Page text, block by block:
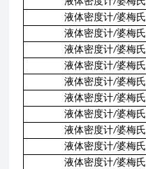
液体密度计/婆梅氏
液体密度计/婆梅氏
液体密度计/婆梅氏
液体密度计/婆梅氏
液体密度计/婆梅氏
液体密度计/婆梅氏
液体密度计/婆梅氏
液体密度计/婆梅氏
液体密度计/婆梅氏
液体密度计/婆梅氏